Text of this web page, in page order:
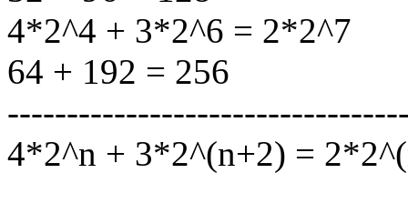
4*2^4 + 3*2^6 = 2*2^7
64 + 192 = 256
4*2^n + 3*2^(n+2) =